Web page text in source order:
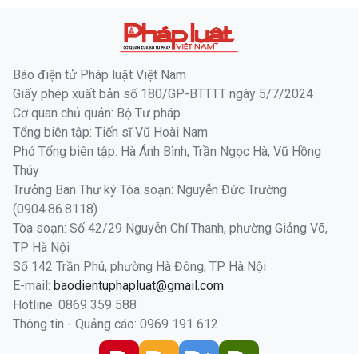
Báo điện tử Pháp luật Việt Nam
Giấy phép xuất bản số 180/GP-BTTTT ngày 5/7/2024
Cơ quan chủ quản: Bộ Tư pháp
Tổng biên tập: Tiến sĩ Vũ Hoài Nam
Phó Tổng biên tập: Hà Ánh Bình, Trần Ngọc Hà, Vũ Hồng
Thúy
Trưởng Ban Thư ký Tòa soạn: Nguyễn Đức Trường
(0904.86.8118)
Tòa soạn: Số 42/29 Nguyễn Chí Thanh, phường Giảng Võ,
TP Hà Nội
Số 142 Trần Phú, phường Hà Đông, TP Hà Nội
E-mail:baodientuphapluat@gmail.com
Hotline: 0869 359 588
Thông tin - Quảng cáo: 0969 191 612